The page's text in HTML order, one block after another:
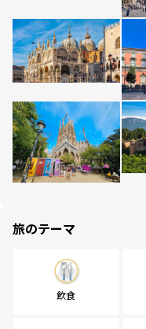
旅のテーマ
飲食